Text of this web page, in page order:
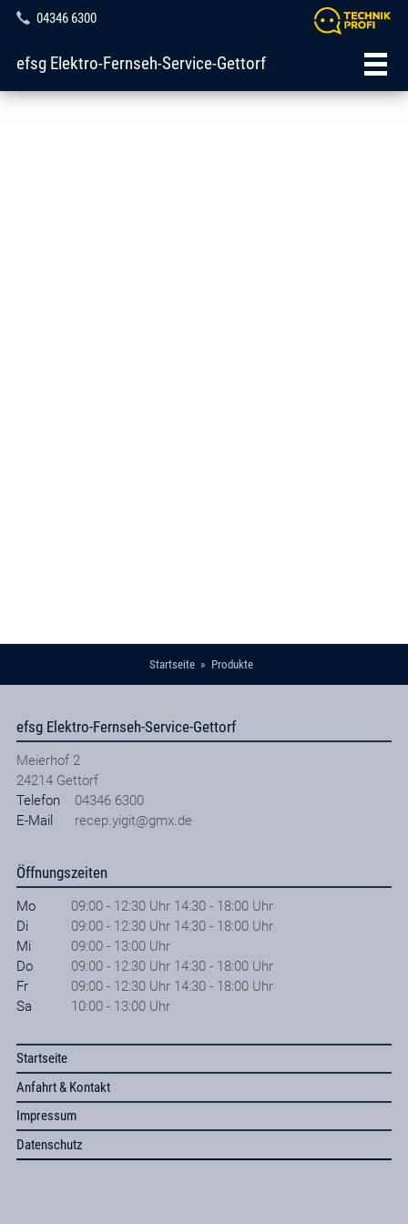
04346 6300
efsg Elektro-Fernseh-Service-Gettorf
Startseite Produkte
efsg Elektro-Fernseh-Service-Gettorf
Meierhof 2
24214 Gettorf
Telefon
04346 6300
E-Mail
recep.yigit@gmx.de
Öffnungszeiten
Mo
09:00 - 12:30 Uhr 14:30 - 18:00 Uhr
Di
09:00 - 12:30 Uhr 14:30 - 18:00 Uhr
Mi
09:00 - 13:00 Uhr
Do
09:00 - 12:30 Uhr 14:30 - 18:00 Uhr
Fr
09:00 - 12:30 Uhr 14:30 - 18:00 Uhr
Sa
10:00 - 13:00 Uhr
Startseite
Anfahrt & Kontakt
Impressum
Datenschutz